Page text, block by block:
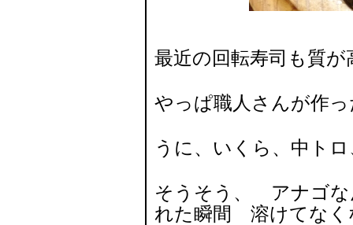
最近の回転寿司も質が
やっぱ職人さんが作
うに、いくら、中ト
そうそう、 アナゴ
れた瞬間 溶けてなく